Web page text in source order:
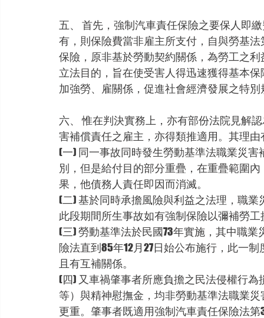
五、 首先，強制汽車責任保險之要保人即
有，則保險費當非雇主所支付，自與勞基
保險，原非基於勞動契約關係，為勞工之
立法目的，旨在使受害人得迅速獲得基本
加強勞、雇關係，促進社會經濟發展之特
六、 惟在判決實務上，亦有部份法院見解
害補償責任之雇主，亦得類推適用。其理由
(一) 同一事故同時發生勞動基準法職業災
別，但是給付目的部分重疊，在重疊範圍
果，他債務人責任即因而消滅。
(二) 基於同時承擔風險與利益之法理，職
此段期間所生事故如有強制保險以彌補勞
(三) 勞動基準法於民國73年實施，其中職
險法直到85年12月27日始公布施行，此一
且有互補關係。
(四) 又車禍肇事者所應負擔之民法侵權行
等）與精神慰撫金，均非勞動基準法職業
更重。肇事者既適用強制汽車責任保險法